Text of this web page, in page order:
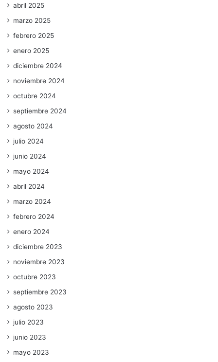
abril 2025
marzo 2025
febrero 2025
enero 2025
diciembre 2024
noviembre 2024
octubre 2024
septiembre 2024
agosto 2024
julio 2024
junio 2024
mayo 2024
abril 2024
marzo 2024
febrero 2024
enero 2024
diciembre 2023
noviembre 2023
octubre 2023
septiembre 2023
agosto 2023
julio 2023
junio 2023
mayo 2023